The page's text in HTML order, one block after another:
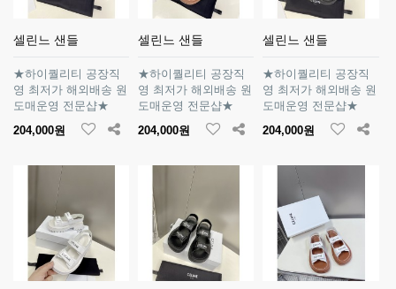
셀린느 샌들
★하이퀄리티 공장직
영 최저가 해외배송 원
도매운영 전문샵★
204,000원
셀린느 샌들
★하이퀄리티 공장직
영 최저가 해외배송 원
도매운영 전문샵★
204,000원
셀린느 샌들
★하이퀄리티 공장직
영 최저가 해외배송 원
도매운영 전문샵★
204,000원